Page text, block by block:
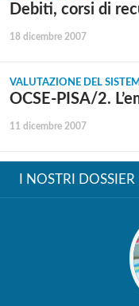
Debiti, corsi di
18 dicembre 2007
VALUTAZIONE DEL
OCSE-PISA/2.
11 dicembre 2007
I NOSTRI DOSSIER